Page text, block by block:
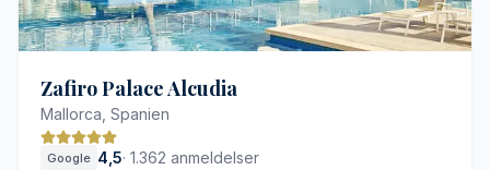
Lang transport fra lufthavnen
Gebyr for lufthavnstransport
Logistisk planlægning påkrævet
Begrænsede strandarealer
Zafiro Palace Alcudia
Mallorca, Spanien
Google 4,5· 1.362 anmeldelser